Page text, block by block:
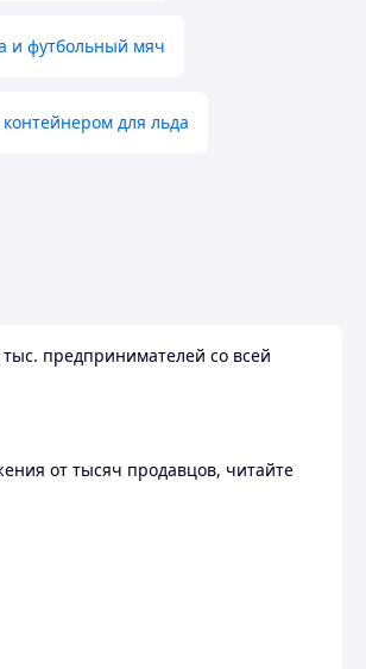
и футбольный мяч
для льда
предпринимателей со всей
от тысяч продавцов, читайте